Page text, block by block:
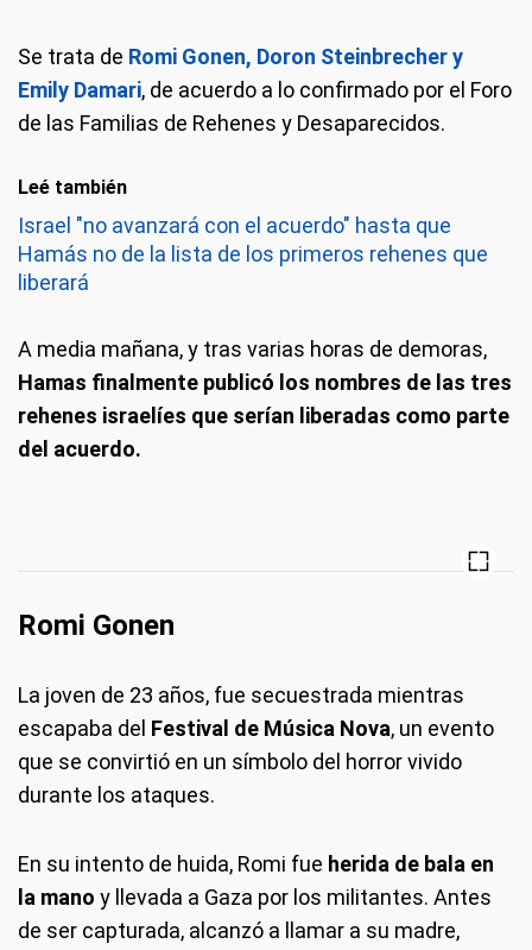
Se trata de Romi Gonen, Doron Steinbrecher y
Emily Damari, de acuerdo a lo confirmado por el Foro
de las Familias de Rehenes y Desaparecidos.
Leé también
Israel "no avanzará con el acuerdo" hasta que
Hamás no de la lista de los primeros rehenes que
liberará
A media mañana, y tras varias horas de demoras,
Hamas finalmente publicó los nombres de las tres
rehenes israelíes que serían liberadas como parte
del acuerdo.
Romi Gonen
La joven de 23 años, fue secuestrada mientras
escapaba del Festival de Música Nova, un evento
que se convirtió en un símbolo del horror vivido
durante los ataques.
En su intento de huida, Romi fue herida de bala en
la mano y llevada a Gaza por los militantes. Antes
de ser capturada, alcanzó a llamar a su madre,